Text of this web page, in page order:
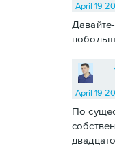
April 19
April 19
По